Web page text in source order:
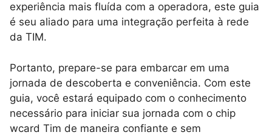
experiência mais fluída com a operadora, este guia
é seu aliado para uma integração perfeita à rede
da TIM.
Portanto, prepare-se para embarcar em uma
jornada de descoberta e conveniência. Com este
guia, você estará equipado com o conhecimento
necessário para iniciar sua jornada com o chip
wcard Tim de maneira confiante e sem